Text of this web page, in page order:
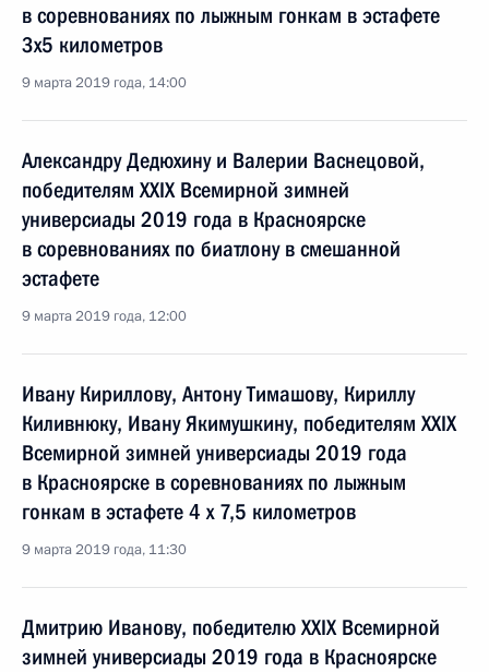
в соревнованиях по лыжным гонкам в эстафете
3x5 километров
9 марта 2019 года, 14:00
Александру Дедюхину и Валерии Васнецовой,
победителям XXIX Всемирной зимней
универсиады 2019 года в Красноярске
в соревнованиях по биатлону в смешанной
эстафете
9 марта 2019 года, 12:00
Ивану Кириллову, Антону Тимашову, Кириллу
Киливнюку, Ивану Якимушкину, победителям XXIX
Всемирной зимней универсиады 2019 года
в Красноярске в соревнованиях по лыжным
гонкам в эстафете 4 x 7,5 километров
9 марта 2019 года, 11:30
Дмитрию Иванову, победителю XXIX Всемирной
зимней универсиады 2019 года в Красноярске